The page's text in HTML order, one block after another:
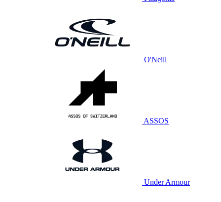
O'Neill
ASSOS
Under Armour